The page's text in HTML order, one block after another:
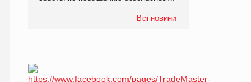
Всі новини